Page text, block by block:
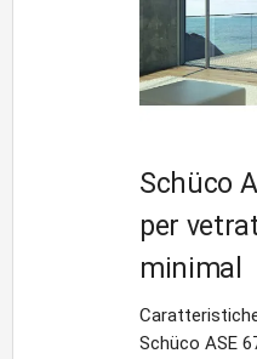
Schüco
per
minimal
Schüco ASE